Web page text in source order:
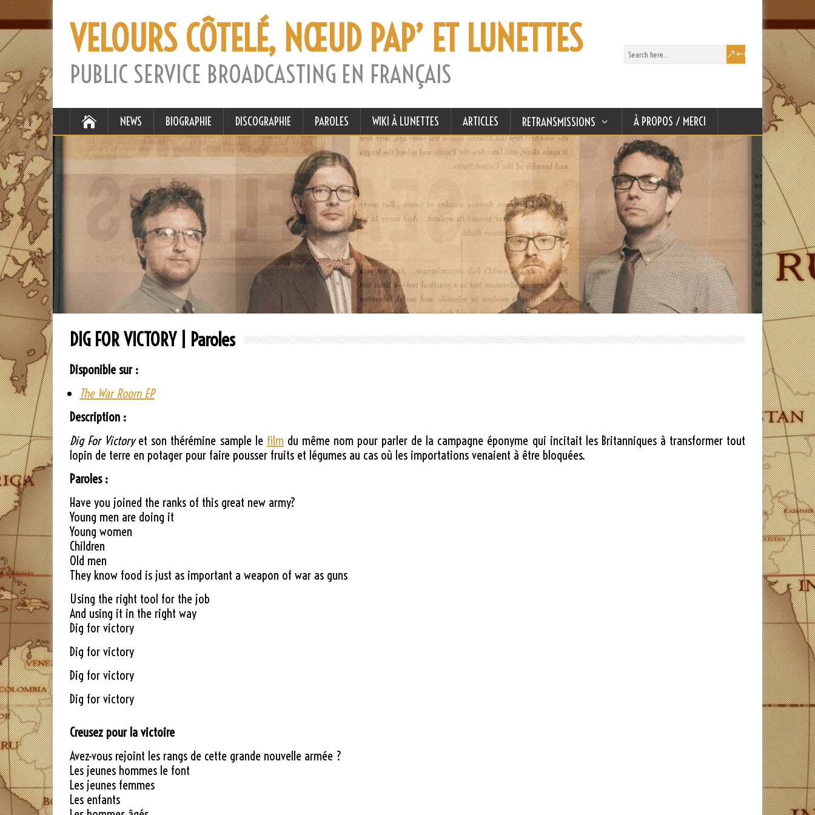
VELOURS CÔTELÉ, NŒUD PAP’ ET LUNETTES
PUBLIC SERVICE BROADCASTING EN FRANÇAIS
NEWS BIOGRAPHIE DISCOGRAPHIE PAROLES WIKI À LUNETTES ARTICLES RETRANSMISSIONS À PROPOS / MERCI
DIG FOR VICTORY | Paroles
Disponible sur :
The War Room EP
Description :
Dig For Victoryet son thérémine sample le filmdu même nom pour parler de la campagne éponyme qui incitait les Britanniques à transformer tout
lopin de terre en potager pour faire pousser fruits et légumes au cas où les importations venaient à être bloquées.
Paroles :
Have you joined the ranks of this great new army?
Young men are doing it
Young women
Children
Old men
They know food is just as important a weapon of war as guns
Using the right tool for the job
And using it in the right way
Dig for victory
Dig for victory
Dig for victory
Dig for victory
Creusez pour la victoire
Avez-vous rejoint les rangs de cette grande nouvelle armée ?
Les jeunes hommes le font
Les jeunes femmes
Les enfants